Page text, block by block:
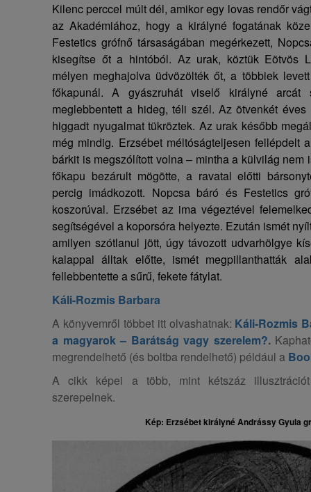
Kilenc perccel múlt dél, amikor egy lovas rendőr
az Akadémiához, hogy a királyné fogatának
Festetics grófnő társaságában megérkezett,
kisegítse őt a hintóból. Az urak, köztük Eötvös
mélyen meghajolva üdvözölték őt, a többiek
főkapunál. A gyászruhát viselő királyné arcát
meglebbentett a hideg, téli szél. Az ötvenkét
higgadt nyugalmat tükröztek. Az urak később
még mindig. Erzsébet méltóságteljesen fellépdelt
bárkit is megszólított volna – mintha a külvilág nem
főkapu bezárult mögötte, a ravatal előtti
percig imádkozott. Nopcsa báró és Festetics
koszorúval. Erzsébet az ima végeztével
segítségével a koporsóra helyezte. Ezután ismét
amilyen szótlanul jött, úgy távozott udvarhölgye
kalappal álltak előtte, ismét megpillanthatták
fellebbentette a sűrű, fekete fátylat.
Káli-Rozmis Barbara
A könyvemről többet itt olvashatnak: Káli-Rozmis
a magyarok – Barátság vagy szerelem?.
megrendelhető (és boltba rendelhető) például a
A cikk képei a több, mint kétszáz
szerepelnek.
Kép: Erzsébet királyné Andrássy Gyula